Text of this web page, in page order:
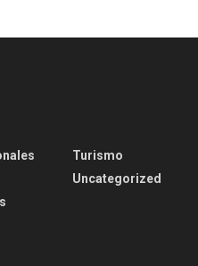
Turismo
Uncategorized